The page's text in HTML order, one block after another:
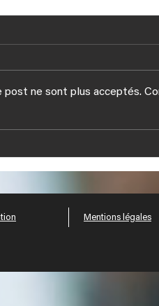
post ne sont plus acceptés.
Mentions légales